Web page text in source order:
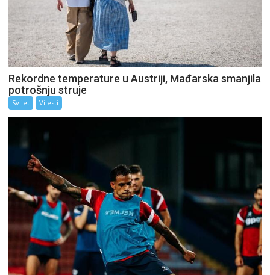
Rekordne temperature u Austriji, Mađarska smanjila
potrošnju struje
Svijet Vijesti